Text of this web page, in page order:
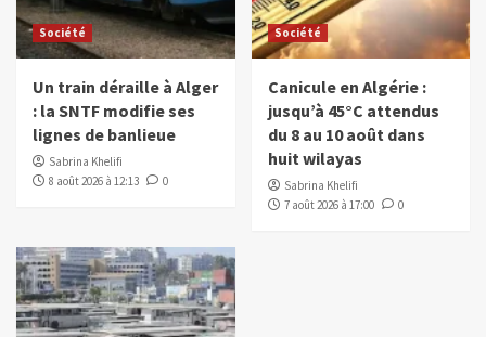
Société
Un train déraille à Alger
: la SNTF modifie ses
lignes de banlieue
Sabrina Khelifi
8 août 2026 à 12:13
0
Société
Canicule en Algérie :
jusqu’à 45°C attendus
du 8 au 10 août dans
huit wilayas
Sabrina Khelifi
7 août 2026 à 17:00
0